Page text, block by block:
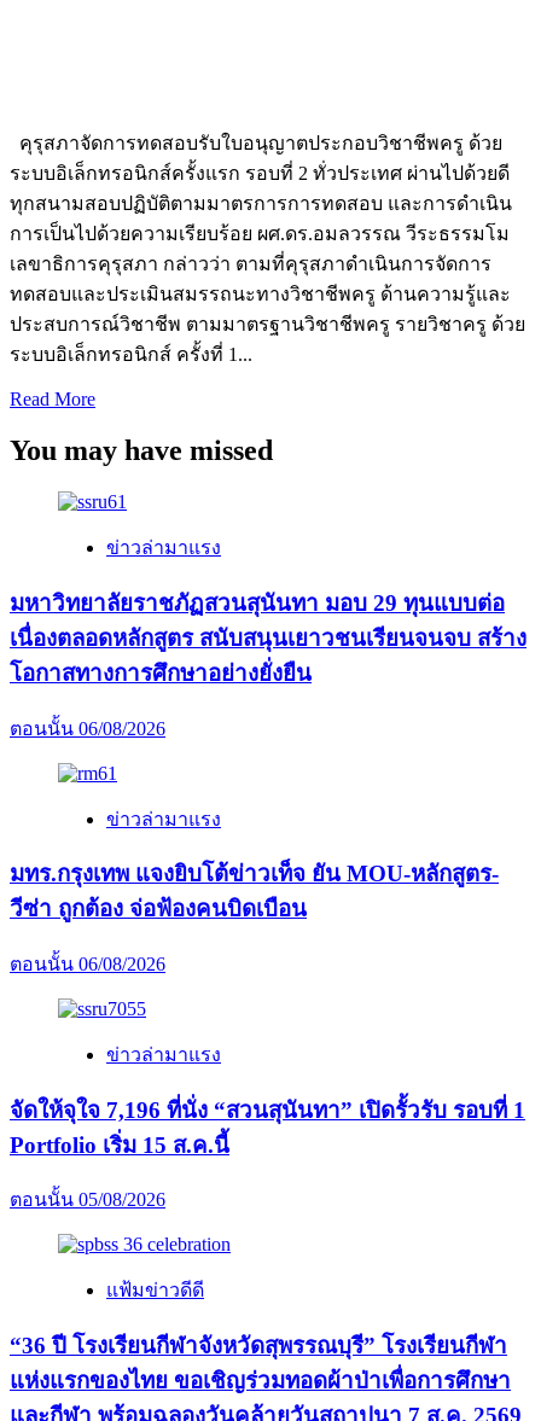
คุรุสภาจัดการทดสอบรับใบอนุญาตประกอบวิชาชีพครู ด้วย
ระบบอิเล็กทรอนิกส์ครั้งแรก รอบที่ 2 ทั่วประเทศ ผ่านไปด้วยดี
ทุกสนามสอบปฏิบัติตามมาตรการการทดสอบ และการดำเนิน
การเป็นไปด้วยความเรียบร้อย ผศ.ดร.อมลวรรณ วีระธรรมโม
เลขาธิการคุรุสภา กล่าวว่า ตามที่คุรุสภาดำเนินการจัดการ
ทดสอบและประเมินสมรรถนะทางวิชาชีพครู ด้านความรู้และ
ประสบการณ์วิชาชีพ ตามมาตรฐานวิชาชีพครู รายวิชาครู ด้วย
ระบบอิเล็กทรอนิกส์ ครั้งที่ 1...
Read MoreRead
about
คุรุ
สภา
ทดสอบ
รับ
ใบ
อนุญาต
ประกอบ
ครู
ด้วย
อิเล็กทรอนิกส์
แรก
รอบ
2
ทั่ว
You may have missed
ข่าวล่ามาแรง
มหาวิทยาลัยราชภัฏสวนสุนันทา มอบ 29 ทุนแบบต่อ
เนื่องตลอดหลักสูตร สนับสนุนเยาวชนเรียนจนจบ สร้าง
โอกาสทางการศึกษาอย่างยั่งยืน
ตอนนั้น 06/08/2026
ข่าวล่ามาแรง
มทร.กรุงเทพ แจงยิบโต้ข่าวเท็จ ยัน MOU-หลักสูตร-
วีซ่า ถูกต้อง จ่อฟ้องคนบิดเบือน
ตอนนั้น 06/08/2026
ข่าวล่ามาแรง
จัดให้จุใจ 7,196 ที่นั่ง “สวนสุนันทา” เปิดรั้วรับ รอบที่ 1
Portfolio เริ่ม 15 ส.ค.นี้
ตอนนั้น 05/08/2026
แฟ้มข่าวดีดี
“36 ปี โรงเรียนกีฬาจังหวัดสุพรรณบุรี” โรงเรียนกีฬา
แห่งแรกของไทย ขอเชิญร่วมทอดผ้าป่าเพื่อการศึกษา
และกีฬา พร้อมฉลองวันคล้ายวันสถาปนา 7 ส.ค. 2569